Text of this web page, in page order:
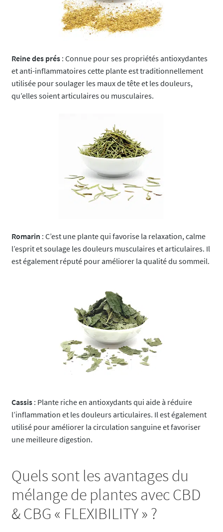
Reine des prés: Connue pour ses propriétés antioxydantes
et anti-inflammatoires cette plante est traditionnellement
utilisée pour soulager les maux de tête et les douleurs,
qu’elles soient articulaires ou musculaires.
Romarin : C’est une plante qui favorise la relaxation, calme
l’esprit et soulage les douleurs musculaires et articulaires. Il
est également réputé pour améliorer la qualité du sommeil.
Cassis: Plante riche en antioxydants qui aide à réduire
l’inflammation et les douleurs articulaires. Il est également
utilisé pour améliorer la circulation sanguine et favoriser
une meilleure digestion.
Quels sont les avantages du
mélange de plantes avec CBD
& CBG « FLEXIBILITY » ?